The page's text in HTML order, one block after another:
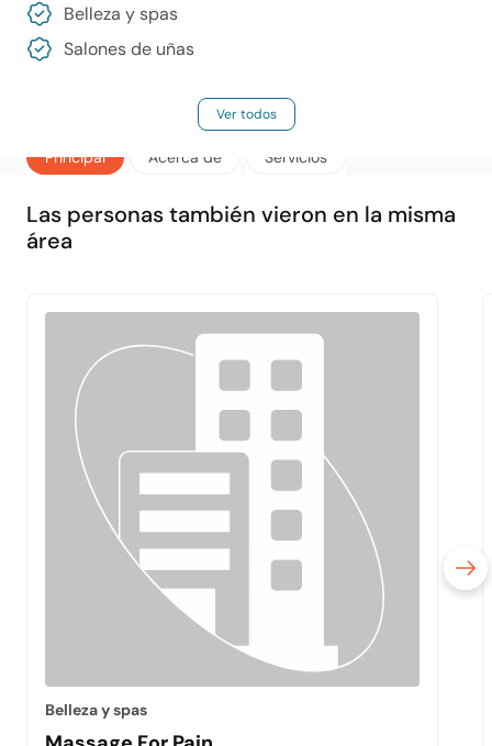
Principal Acerca de Servicios
Belleza y spas
Salones de uñas
Ver todos
Las personas también vieron en la misma
área
Belleza y spas